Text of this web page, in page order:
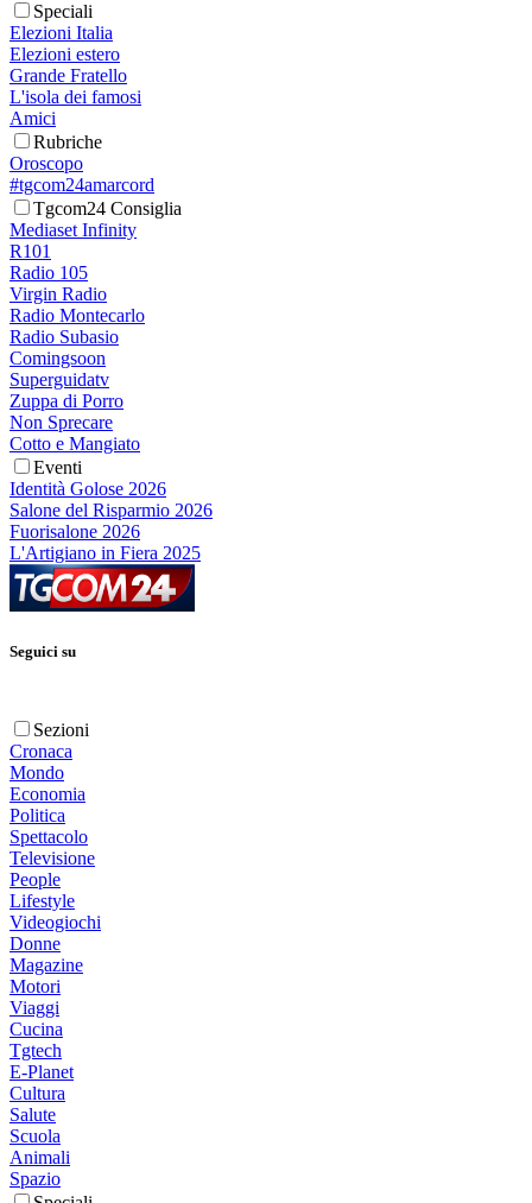
Speciali
Elezioni Italia
Elezioni estero
Grande Fratello
L'isola dei famosi
Amici
Rubriche
Oroscopo
#tgcom24amarcord
Tgcom24 Consiglia
Mediaset Infinity
R101
Radio 105
Virgin Radio
Radio Montecarlo
Radio Subasio
Comingsoon
Superguidatv
Zuppa di Porro
Non Sprecare
Cotto e Mangiato
Eventi
Identità Golose 2026
Salone del Risparmio 2026
Fuorisalone 2026
L'Artigiano in Fiera 2025
Seguici su
Sezioni
Cronaca
Mondo
Economia
Politica
Spettacolo
Televisione
People
Lifestyle
Videogiochi
Donne
Magazine
Motori
Viaggi
Cucina
Tgtech
E-Planet
Cultura
Salute
Scuola
Animali
Spazio